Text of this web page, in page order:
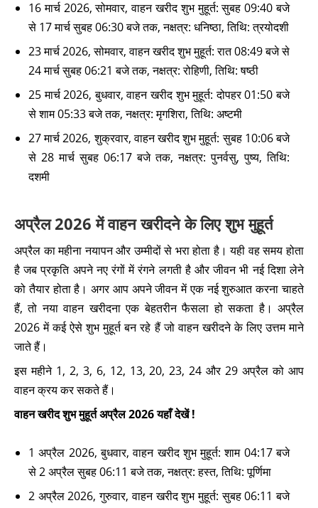
16 मार्च 2026, सोमवार, वाहन खरीद शुभ मुहूर्त: सुबह 09:40 बजे
से 17 मार्च सुबह 06:30 बजे तक, नक्षत्र: धनिष्ठा, तिथि: त्रयोदशी
23 मार्च 2026, सोमवार, वाहन खरीद शुभ मुहूर्त: रात 08:49 बजे से
24 मार्च सुबह 06:21 बजे तक, नक्षत्र: रोहिणी, तिथि: षष्ठी
25 मार्च 2026, बुधवार, वाहन खरीद शुभ मुहूर्त: दोपहर 01:50 बजे
से शाम 05:33 बजे तक, नक्षत्र: मृगशिरा, तिथि: अष्टमी
27 मार्च 2026, शुक्रवार, वाहन खरीद शुभ मुहूर्त: सुबह 10:06 बजे
से 28 मार्च सुबह 06:17 बजे तक, नक्षत्र: पुनर्वसु, पुष्य, तिथि:
दशमी
अप्रैल 2026 में वाहन खरीदने के लिए शुभ मुहूर्त
अप्रैल का महीना नयापन और उम्मीदों से भरा होता है। यही वह समय होता
है जब प्रकृति अपने नए रंगों में रंगने लगती है और जीवन भी नई दिशा लेने
को तैयार होता है। अगर आप अपने जीवन में एक नई शुरुआत करना चाहते
हैं, तो नया वाहन खरीदना एक बेहतरीन फैसला हो सकता है। अप्रैल
2026 में कई ऐसे शुभ मुहूर्त बन रहे हैं जो वाहन खरीदने के लिए उत्तम माने
जाते हैं।
इस महीने 1, 2, 3, 6, 12, 13, 20, 23, 24 और 29 अप्रैल को आप
वाहन क्रय कर सकते हैं।
वाहन खरीद शुभ मुहूर्त अप्रैल 2026 यहाँ देखें !
1 अप्रैल 2026, बुधवार, वाहन खरीद शुभ मुहूर्त: शाम 04:17 बजे
से 2 अप्रैल सुबह 06:11 बजे तक, नक्षत्र: हस्त, तिथि: पूर्णिमा
2 अप्रैल 2026, गुरुवार, वाहन खरीद शुभ मुहूर्त: सुबह 06:11 बजे